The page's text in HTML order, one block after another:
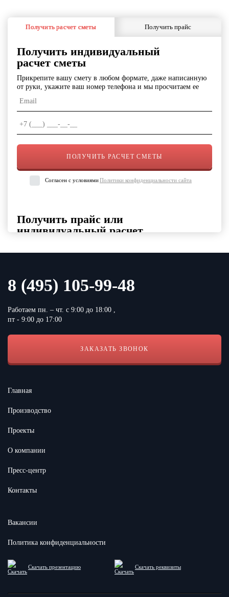
Получить расчет сметы Получить прайс
Получить индивидуальный
расчет сметы
Прикрепите вашу смету в любом формате, даже написанную
от руки, укажите ваш номер телефона и мы просчитаем ее
Согласен с условиямиПолитики конфиденциальности сайта
Получить прайс или
индивидуальный расчет
контактные данные и удобный формат файла
8 (495) 105-99-48
Работаем пн. – чт. с 9:00 до 18:00 ,
пт - 9:00 до 17:00
ЗАКАЗАТЬ ЗВОНОК
Главная
Производство
Проекты
О компании
Пресс-центр
Контакты
Вакансии
Политика конфиденциальности
Скачать презентацию Скачать реквизиты